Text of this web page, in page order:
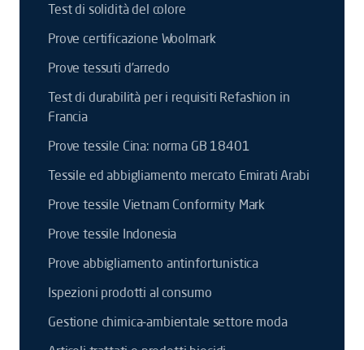
Test di solidità del colore
Prove certificazione Woolmark
Prove tessuti d’arredo
Test di durabilità per i requisiti Refashion in
Francia
Prove tessile Cina: norma GB 18401
Tessile ed abbigliamento mercato Emirati Arabi
Prove tessile Vietnam Conformity Mark
Prove tessile Indonesia
Prove abbigliamento antinfortunistica
Ispezioni prodotti al consumo
Gestione chimica-ambientale settore moda